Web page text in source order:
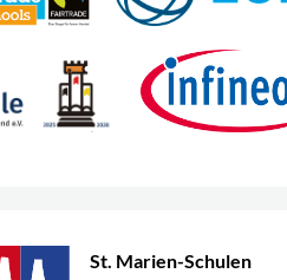
St. Marien-Schulen